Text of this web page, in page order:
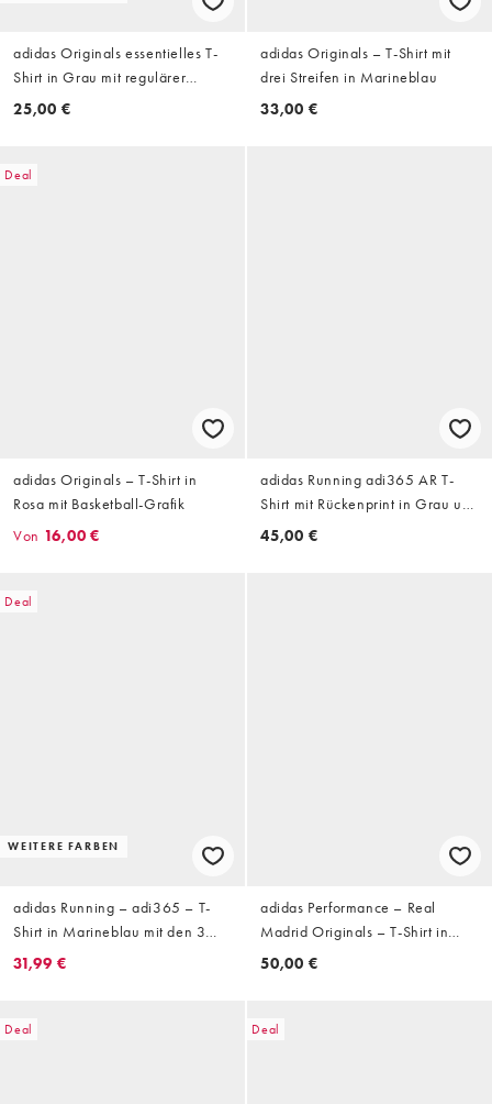
adidas Originals essentielles T-
Shirt in Grau mit regulärer
Passform
25,00 €
adidas Originals – T-Shirt mit
drei Streifen in Marineblau
33,00 €
Deal
adidas Originals – T-Shirt in
Rosa mit Basketball-Grafik
Von 16,00 €
adidas Running adi365 AR T-
Shirt mit Rückenprint in Grau und
Pink
45,00 €
Deal
WEITERE FARBEN
adidas Running – adi365 – T-
Shirt in Marineblau mit den 3
Streifen am Arm
31,99 €
adidas Performance – Real
Madrid Originals – T-Shirt in
Weiß/Dunkelblau
50,00 €
Deal Deal